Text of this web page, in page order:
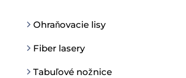
Ohraňovacie lisy
Fiber lasery
Tabuľové nožnice